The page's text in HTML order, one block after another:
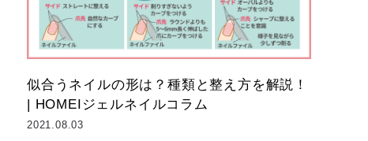
似合うネイルの形は？種類と整え方を解説！
| HOMEIジェルネイルコラム
2021.08.03